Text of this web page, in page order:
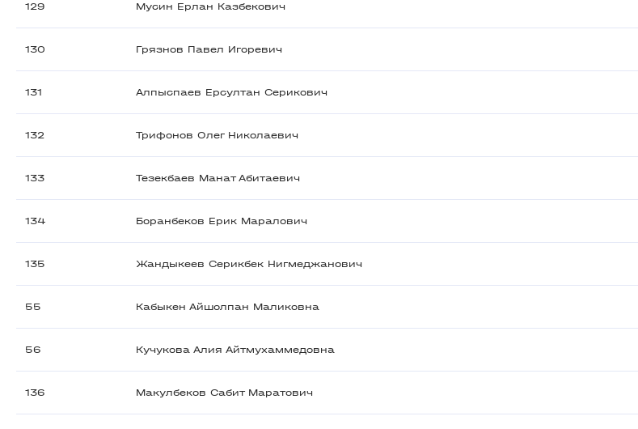
129 Мусин Ерлан Казбекович
130 Грязнов Павел Игоревич
131 Алпыспаев Ерсултан Серикович
132 Трифонов Олег Николаевич
133 Тезекбаев Манат Абитаевич
134 Боранбеков Ерик Маралович
135 Жандыкеев Серикбек Нигмеджанович
55 Кабыкен Айшолпан Маликовна
56 Кучукова Алия Айтмухаммедовна
136 Макулбеков Сабит Маратович